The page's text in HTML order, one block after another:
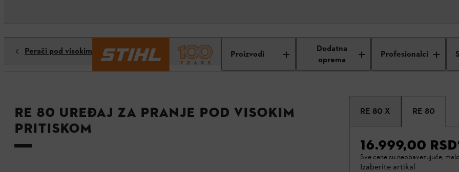
Proizvodi
Dodatna
oprema
Profesionalci
Perači pod visokim pritiskom
RE 80 uređaj za pranje pod visokim
pritiskom
RE 80 X RE 80
16.999,00 RSD
Sve cene su neobavezujuće,
Izaberite artikal